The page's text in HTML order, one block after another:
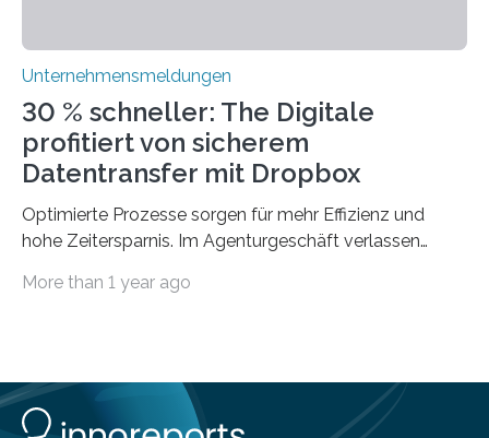
Unternehmensmeldungen
30 % schneller: The Digitale
profitiert von sicherem
Datentransfer mit Dropbox
Optimierte Prozesse sorgen für mehr Effizienz und
hohe Zeitersparnis. Im Agenturgeschäft verlassen
machen sich auf den Weg zu Kunden oder Partnern.
beim Datentransfer abzusichern, suchte The Digitale
eine einfache und benutzerfreundliche Lösung. Im
More than 1 year ago